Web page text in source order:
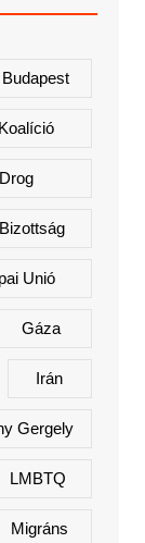
Budapest
Drog
Unió
Gáza
Irán
Gergely
LMBTQ
Migráns